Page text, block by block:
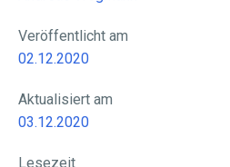
Veröffentlicht am
02.12.2020
Aktualisiert am
03.12.2020
Lesezeit